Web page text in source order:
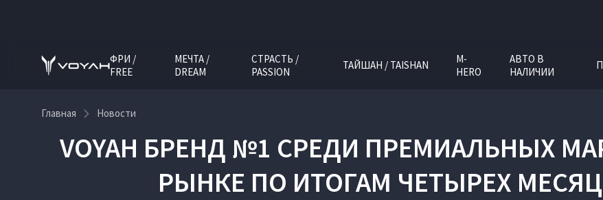
ФРИ /
FREE
МЕЧТА /
DREAM
СТРАСТЬ /
PASSION
ТАЙШАН / TAISHAN
M-
HERO
АВТО В
НАЛИЧИИ
Главная Новости
VOYAH БРЕНД №1 СРЕДИ ПРЕМИАЛЬНЫХ
РЫНКЕ ПО ИТОГАМ ЧЕТЫРЕХ